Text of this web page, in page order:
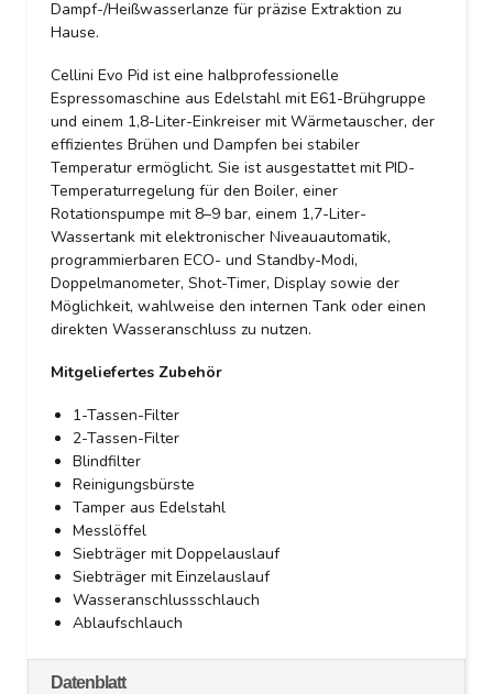
Dampf-/Heißwasserlanze für präzise Extraktion zu
Hause.
Cellini Evo Pid ist eine halbprofessionelle
Espressomaschine aus Edelstahl mit E61-Brühgruppe
und einem 1,8-Liter-Einkreiser mit Wärmetauscher, der
effizientes Brühen und Dampfen bei stabiler
Temperatur ermöglicht. Sie ist ausgestattet mit PID-
Temperaturregelung für den Boiler, einer
Rotationspumpe mit 8–9 bar, einem 1,7-Liter-
Wassertank mit elektronischer Niveauautomatik,
programmierbaren ECO- und Standby-Modi,
Doppelmanometer, Shot-Timer, Display sowie der
Möglichkeit, wahlweise den internen Tank oder einen
direkten Wasseranschluss zu nutzen.
Mitgeliefertes Zubehör
1-Tassen-Filter
2-Tassen-Filter
Blindfilter
Reinigungsbürste
Tamper aus Edelstahl
Messlöffel
Siebträger mit Doppelauslauf
Siebträger mit Einzelauslauf
Wasseranschlussschlauch
Ablaufschlauch
Datenblatt